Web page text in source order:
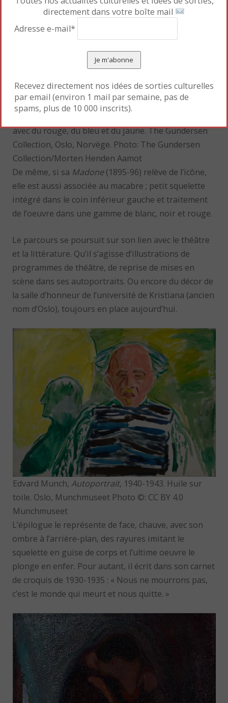
Edvard Munch,Madonna/Madone, 1895-1896.
Lithographie imprimée en noir. Colorié à la main
avec du rouge, du bleu et du jaune. The Gundersen
Collection, Oslo, Norvège. Photo: The Gundersen
Collection/Morten Henden Aamot
De même, si sa Madone(1895-96) relève de l’icône,
elle est aussi associée au macabre ; petit squelette
intégré dans le coin inférieur gauche et traitement
de l’oeuvre dans une gamme de blanc, noir et rouge.
Le parcours se poursuit sur son lien avec le théâtre
et la littérature. Qu’il s’agisse d’illustrations de
programmes de théâtre, de reprise de mises en
scène dans ses autoportraits. Ou encore du décor de
la salle d’honneur de l’université de Kristiana (ancien
nom d’Oslo), toujours en place aujourd’hui.
Edvard Munch, Autoportrait, 1940-1943. Huile sur
toile. Oslo, Munchmuseet Photo ©: CC BY 4.0
Munchmuseet
L’épilogue le représente de face, chauve, avec son
ombre à l’arrière-plan, des rayures imitant le
squelette en guise de corps et l’ultime oeuvre le
plonge en enfer. Pour autant, il écrit dans son carnet
de croquis de 1930-1935 : « Nous ne mourrons pas,
c’est le monde qui meurt et nous quitte. »
directement dans votre boîte mail
Adresse e-mail*
Recevez directement nos idées de sorties culturelles
par email (environ 1 mail par semaine, pas de
spams, plus de 10 000 inscrits).